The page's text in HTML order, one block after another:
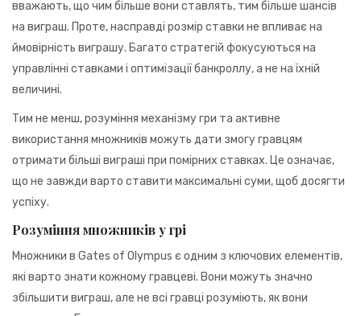
вважають, що чим більше вони ставлять, тим більше шансів
на виграш. Проте, насправді розмір ставки не впливає на
ймовірність виграшу. Багато стратегій фокусуються на
управлінні ставками і оптимізації банкроллу, а не на їхній
величині.
Тим не менш, розуміння механізму гри та активне
використання множників можуть дати змогу гравцям
отримати більші виграші при помірних ставках. Це означає,
що не завжди варто ставити максимальні суми, щоб досягти
успіху.
Розуміння множників у грі
Множники в Gates of Olympus є одним з ключових елементів,
які варто знати кожному гравцеві. Вони можуть значно
збільшити виграш, але не всі гравці розуміють, як вони